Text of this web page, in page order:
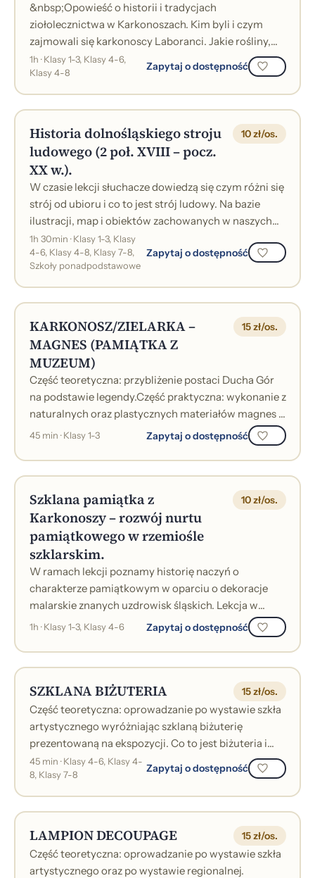
&nbsp;Opowieść o historii i tradycjach
ziołolecznictwa w Karkonoszach. Kim byli i czym
zajmowali się karkonoscy Laboranci. Jakie rośliny,
zioła i minerały wykorzystywali w swojej d...
1h · Klasy 1-3, Klasy 4-6,
Klasy 4-8
Zapytaj o dostępność
Historia dolnośląskiego stroju
ludowego (2 poł. XVIII – pocz.
XX w.).
10 zł/os.
W czasie lekcji słuchacze dowiedzą się czym różni się
strój od ubioru i co to jest strój ludowy. Na bazie
ilustracji, map i obiektów zachowanych w naszych
zbiorach prowadzący przed...
1h 30min · Klasy 1-3, Klasy
4-6, Klasy 4-8, Klasy 7-8,
Szkoły ponadpodstawowe
Zapytaj o dostępność
KARKONOSZ/ZIELARKA –
MAGNES (PAMIĄTKA Z
MUZEUM)
15 zł/os.
Część teoretyczna: przybliżenie postaci Ducha Gór
na podstawie legendy.Część praktyczna: wykonanie z
naturalnych oraz plastycznych materiałów magnes z
twarzą Karkonosza lub zielark...
45 min · Klasy 1-3 Zapytaj o dostępność
Szklana pamiątka z
Karkonoszy – rozwój nurtu
pamiątkowego w rzemiośle
szklarskim.
10 zł/os.
W ramach lekcji poznamy historię naczyń o
charakterze pamiątkowym w oparciu o dekoracje
malarskie znanych uzdrowisk śląskich. Lekcja w
formie prelekcji z prezentacją multimedialną....
1h · Klasy 1-3, Klasy 4-6 Zapytaj o dostępność
SZKLANA BIŻUTERIA 15 zł/os.
Część teoretyczna: oprowadzanie po wystawie szkła
artystycznego wyróżniając szklaną biżuterię
prezentowaną na ekspozycji. Co to jest biżuteria i
jakie ma znaczenie?Część praktyczna...
45 min · Klasy 4-6, Klasy 4-
8, Klasy 7-8
Zapytaj o dostępność
LAMPION DECOUPAGE 15 zł/os.
Część teoretyczna: oprowadzanie po wystawie szkła
artystycznego oraz po wystawie regionalnej.